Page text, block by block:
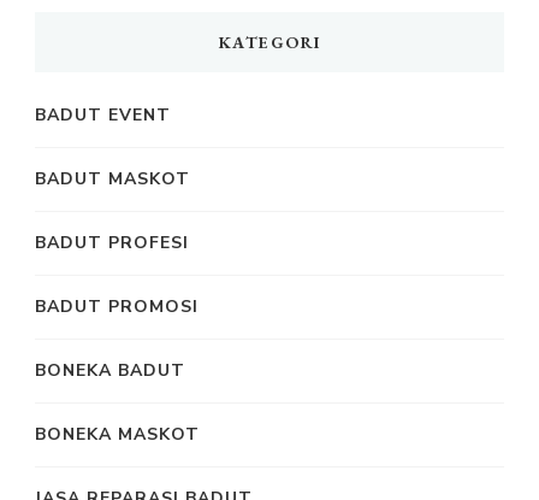
KATEGORI
BADUT EVENT
BADUT MASKOT
BADUT PROFESI
BADUT PROMOSI
BONEKA BADUT
BONEKA MASKOT